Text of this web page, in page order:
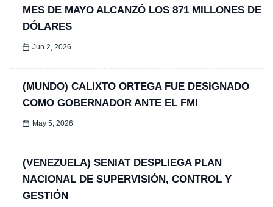
MES DE MAYO ALCANZÓ LOS 871 MILLONES DE
DÓLARES
Jun 2, 2026
(MUNDO) CALIXTO ORTEGA FUE DESIGNADO
COMO GOBERNADOR ANTE EL FMI
May 5, 2026
(VENEZUELA) SENIAT DESPLIEGA PLAN
NACIONAL DE SUPERVISIÓN, CONTROL Y
GESTIÓN